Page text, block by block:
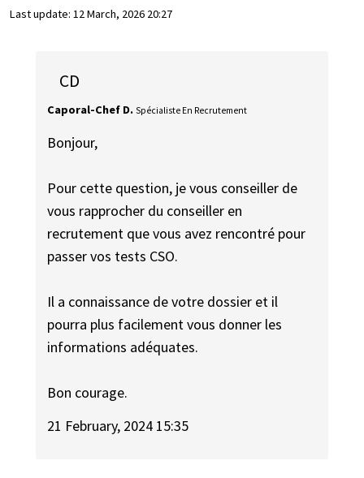
Last update: 12 March, 2026 20:27
CD
Caporal-Chef D. Spécialiste En Recrutement
Bonjour,
Pour cette question, je vous conseiller de
vous rapprocher du conseiller en
recrutement que vous avez rencontré pour
passer vos tests CSO.
Il a connaissance de votre dossier et il
pourra plus facilement vous donner les
informations adéquates.
Bon courage.
21 February, 2024 15:35